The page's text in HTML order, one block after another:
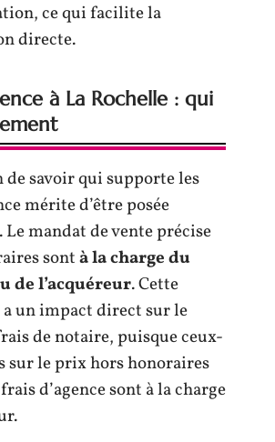
ce qui facilite la
directe.
à La Rochelle : qui
de savoir qui supporte les
mérite d’être posée
mandat de vente précise
sontà la charge du
de l’acquéreur. Cette
un impact direct sur le
de notaire, puisque ceux-
sur le prix hors honoraires
d’agence sont à la charge